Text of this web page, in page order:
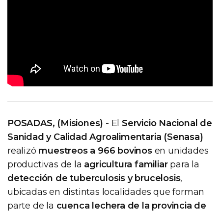
POSADAS, (Misiones) - ElServicio Nacional de
Sanidad y Calidad Agroalimentaria (Senasa)
realizó muestreos a 966 bovinosen unidades
productivas de la agricultura familiarpara la
detección de tuberculosis y brucelosis,
ubicadas en distintas localidades que forman
parte de la cuenca lechera de la provincia de